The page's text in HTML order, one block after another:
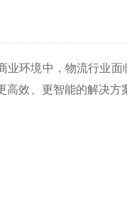
业环境中，物流行业
高效、更智能的解决